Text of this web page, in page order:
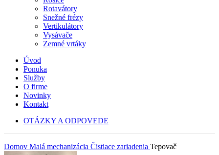
Rotavátory
Snežné frézy
Vertikulátory
Vysávače
Zemné vrtáky
Úvod
Ponuka
Služby
O firme
Novinky
Kontakt
OTÁZKY A ODPOVEDE
Domov Malá mechanizácia Čistiace zariadenia Tepovač